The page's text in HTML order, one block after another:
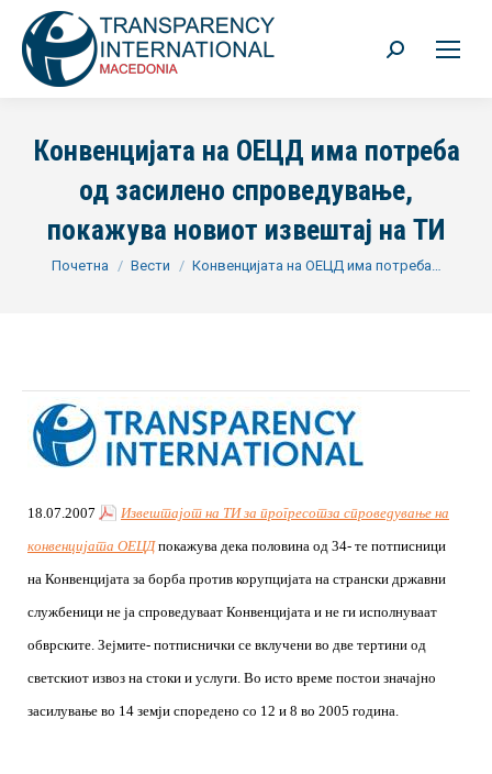
Search:
Конвенцијата на ОЕЦД има потреба
од засилено спроведување,
покажува новиот извештај на ТИ
You are here:
Почетна Вести Конвенцијата на ОЕЦД има потреба…
18.07.2007
Извештајот на ТИ за прогресотза спроведување на
конвенцијата ОЕЦД покажува дека половина од 34- те потписници
на Конвенцијата за борба против корупцијата на странски државни
службеници не ја спроведуваат Конвенцијата и не ги исполнуваат
обврските. Зејмите- потписнички се вклучени во две тертини од
светскиот извоз на стоки и услуги. Во исто време постои значајно
засилување во 14 земји споредено со 12 и 8 во 2005 година.